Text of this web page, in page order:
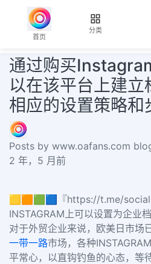
首页
分类
通过购买
以在该平台上建立
相应的设置策略和
Posts by www.oafans.com
2 年，5 月前
🟨🟧🟩🟦『https://t.me/
INSTAGRAM上可以设置为企业
对于外贸企业来说，欧美日市场
一带一路市场，各种
平常心，以直钩钓鱼的心态，等